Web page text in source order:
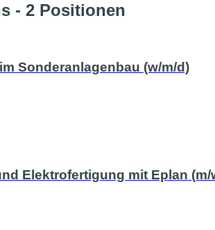
- 2 Positionen
Sonderanlagenbau (w/m/d)
Elektrofertigung mit Eplan